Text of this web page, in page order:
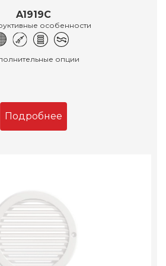
A1919C
особенности
опции
Подробнее